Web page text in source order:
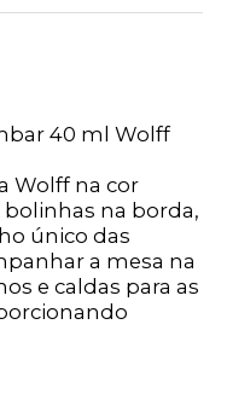
40 ml Wolff
Wolff na cor
na borda,
único das
a mesa na
e caldas para as